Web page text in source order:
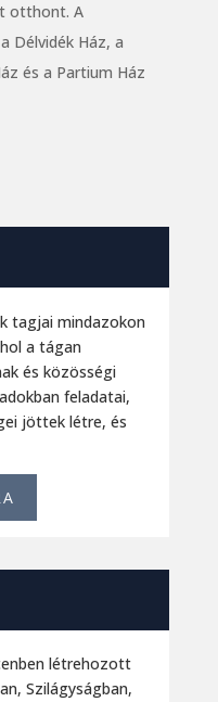
otthont. A
Délvidék Ház, a
és a Partium Ház
tagjai mindazokon
a tágan
és közösségi
feladatai,
jöttek létre, és
létrehozott
Szilágyságban,